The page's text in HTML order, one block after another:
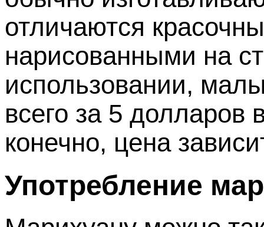
отличаются
нарисованными на
использовании,
всего за 5 долларов
конечно, цена
Употребление